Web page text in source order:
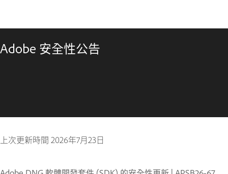
Adobe 安全性公告
上次更新時間 2026年7月23日